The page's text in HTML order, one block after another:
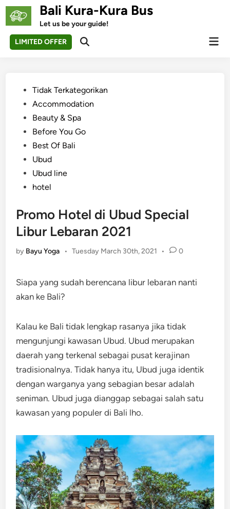
Skip
Bali Kura-Kura Bus
Let us be your guide!
LIMITED OFFER
Open
PostedTidak Terkategorikan
Accommodation
Beauty & Spa
Before You Go
Best Of Bali
Ubud
Ubud line
hotel
Promo Hotel di Ubud Special
Libur Lebaran 2021
by Bayu Yoga • Tuesday March 30th, 2021 • 0
Siapa yang sudah berencana libur lebaran nanti
akan ke Bali?
Kalau ke Bali tidak lengkap rasanya jika tidak
mengunjungi kawasan Ubud. Ubud merupakan
daerah yang terkenal sebagai pusat kerajinan
tradisionalnya. Tidak hanya itu, Ubud juga identik
dengan warganya yang sebagian besar adalah
seniman. Ubud juga dianggap sebagai salah satu
kawasan yang populer di Bali lho.